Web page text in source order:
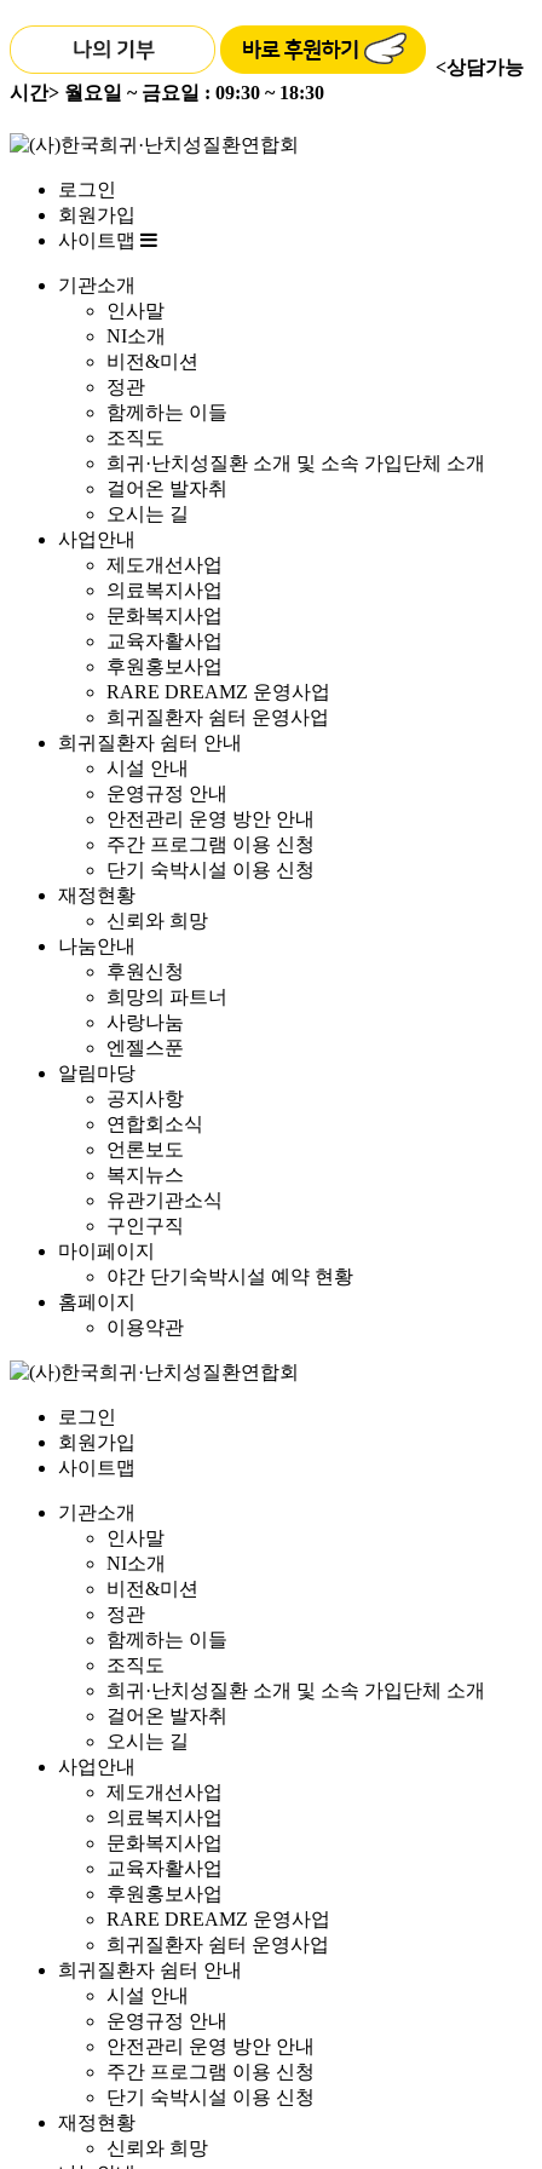
<상담가능
시간> 월요일 ~ 금요일 : 09:30 ~ 18:30
로그인
회원가입
사이트맵
기관소개
인사말
NI소개
비전&미션
정관
함께하는 이들
조직도
희귀·난치성질환 소개 및 소속 가입단체 소개
걸어온 발자취
오시는 길
사업안내
제도개선사업
의료복지사업
문화복지사업
교육자활사업
후원홍보사업
RARE DREAMZ 운영사업
희귀질환자 쉼터 운영사업
희귀질환자 쉼터 안내
시설 안내
운영규정 안내
안전관리 운영 방안 안내
주간 프로그램 이용 신청
단기 숙박시설 이용 신청
재정현황
신뢰와 희망
나눔안내
후원신청
희망의 파트너
사랑나눔
엔젤스푼
알림마당
공지사항
연합회소식
언론보도
복지뉴스
유관기관소식
구인구직
마이페이지
야간 단기숙박시설 예약 현황
홈페이지
이용약관
로그인
회원가입
사이트맵
기관소개
인사말
NI소개
비전&미션
정관
함께하는 이들
조직도
희귀·난치성질환 소개 및 소속 가입단체 소개
걸어온 발자취
오시는 길
사업안내
제도개선사업
의료복지사업
문화복지사업
교육자활사업
후원홍보사업
RARE DREAMZ 운영사업
희귀질환자 쉼터 운영사업
희귀질환자 쉼터 안내
시설 안내
운영규정 안내
안전관리 운영 방안 안내
주간 프로그램 이용 신청
단기 숙박시설 이용 신청
재정현황
신뢰와 희망